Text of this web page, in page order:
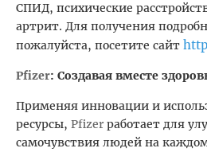
СПИД, психические
артрит. Для получения
пожалуйста, посетите сайт http
Pfizer: Создавая вместе
Применяя инновации и
ресурсы, Pfizer работает для
самочувствия людей на